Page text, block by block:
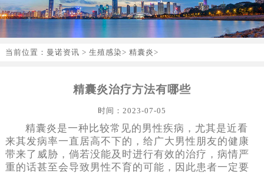
当前位置： 曼诺资讯 > 生殖感染> 精囊炎>
精囊炎治疗方法有哪些
时间：2023-07-05
精囊炎是一种比较常见的男性疾病，尤其是近看
来其发病率一直居高不下的，给广大男性朋友的健康
带来了威胁，倘若没能及时进行有效的治疗，病情严
重的话甚至会导致男性不育的可能，因此患者一定要